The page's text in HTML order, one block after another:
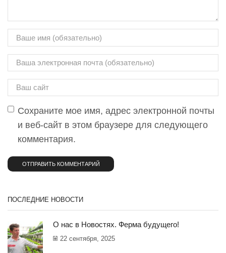
Сохраните мое имя, адрес электронной почты
и веб-сайт в этом браузере для следующего
комментария.
ПОСЛЕДНИЕ НОВОСТИ
О нас в Новостях. Ферма будущего!
22 сентября, 2025